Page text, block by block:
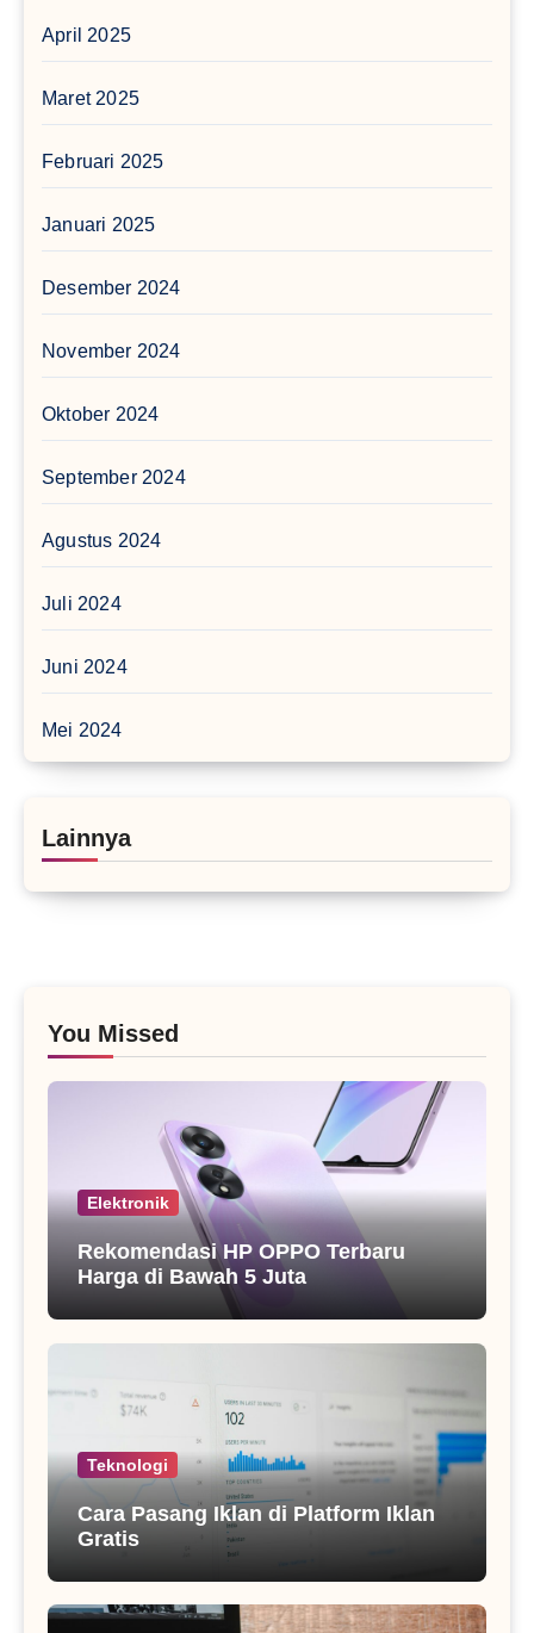
April 2025
Maret 2025
Februari 2025
Januari 2025
Desember 2024
November 2024
Oktober 2024
September 2024
Agustus 2024
Juli 2024
Juni 2024
Mei 2024
Lainnya
You Missed
Elektronik
Rekomendasi HP OPPO Terbaru
Harga di Bawah 5 Juta
Teknologi
Cara Pasang Iklan di Platform Iklan
Gratis